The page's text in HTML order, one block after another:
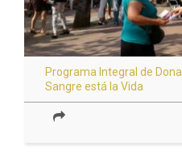
Programa Integral de
Sangre está la Vida